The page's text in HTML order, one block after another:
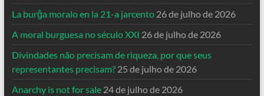
La burĝa moralo en la 21-a jarcento 26 de julho de 2026
A moral burguesa no século XXI 26 de julho de 2026
Divindades não precisam de riqueza, por que seus
representantes precisam? 25 de julho de 2026
Anarchy is not for sale 24 de julho de 2026